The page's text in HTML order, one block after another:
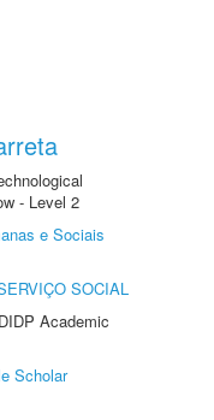
- Level 2
e Sociais
SOCIAL
Academic
Scholar